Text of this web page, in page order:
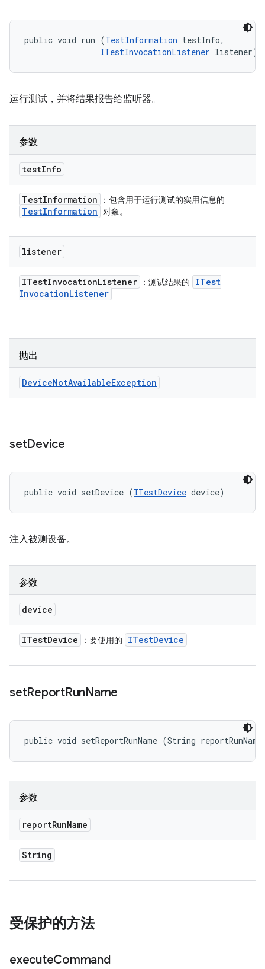
public void run (TestInformation testInfo,
ITestInvocationListener listener)
运行测试，并将结果报告给监听器。
参数
testInfo
TestInformation ：包含用于运行测试的实用信息的
TestInformation 对象。
listener
ITestInvocationListener ：测试结果的
ITest
InvocationListener
抛出
DeviceNotAvailableException
setDevice
public void setDevice (ITestDevice device)
注入被测设备。
参数
device
ITestDevice ：要使用的 ITestDevice
setReportRunName
public void setReportRunName (String
参数
reportRunName
String
受保护的方法
executeCommand